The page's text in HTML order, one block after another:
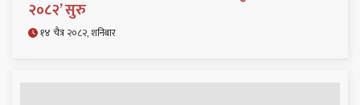
२०८२’ सुरु
१४ चैत्र २०८२, शनिबार